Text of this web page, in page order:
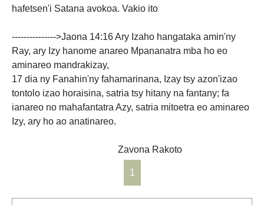
hafetsen'i Satana avokoa. Vakio ito
--------------->Jaona 14:16 Ary Izaho hangataka amin'ny
Ray, ary Izy hanome anareo Mpananatra mba ho eo
aminareo mandrakizay,
17 dia ny Fanahin'ny fahamarinana, Izay tsy azon'izao
tontolo izao horaisina, satria tsy hitany na fantany; fa
ianareo no mahafantatra Azy, satria mitoetra eo aminareo
Izy, ary ho ao anatinareo.
Zavona Rakoto
1